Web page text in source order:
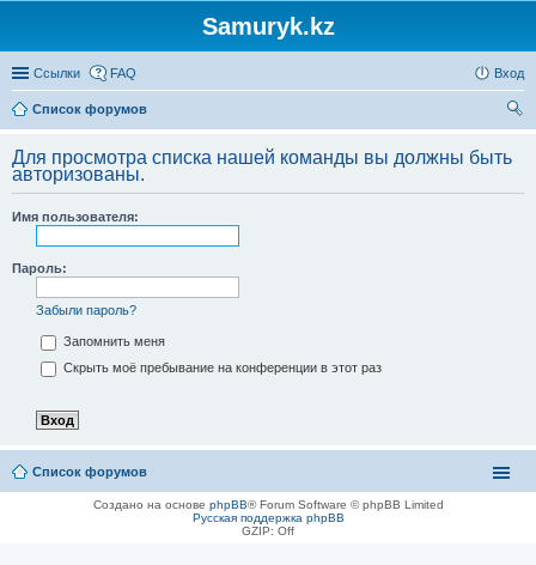
Samuryk.kz
Ссылки FAQ Вход
Список форумов
ск
Для просмотра списка нашей команды вы должны быть
авторизованы.
Имя пользователя:
Пароль:
Забыли пароль?
Запомнить меня
Скрыть моё пребывание на конференции в этот раз
Список форумов
Создано на основе phpBB® Forum Software © phpBB Limited
Русская поддержка phpBB
GZIP: Off